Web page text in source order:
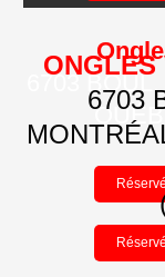
6703
ONGLES
6703